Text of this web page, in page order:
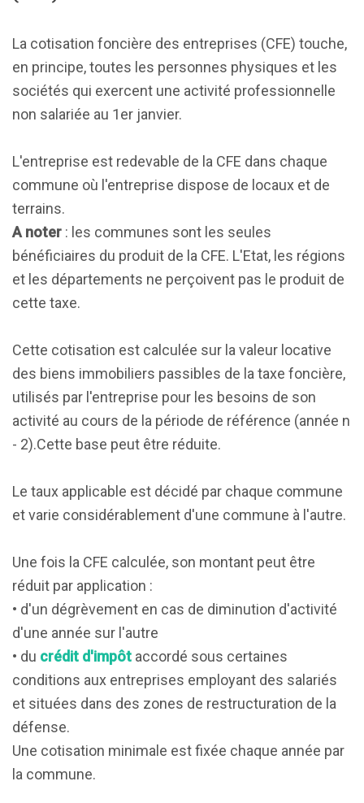
La cotisation foncière des entreprises (CFE) touche,
en principe, toutes les personnes physiques et les
sociétés qui exercent une activité professionnelle
non salariée au 1er janvier.
L'entreprise est redevable de la CFE dans chaque
commune où l'entreprise dispose de locaux et de
terrains.
A noter : les communes sont les seules
bénéficiaires du produit de la CFE. L'Etat, les régions
et les départements ne perçoivent pas le produit de
cette taxe.
Cette cotisation est calculée sur la valeur locative
des biens immobiliers passibles de la taxe foncière,
utilisés par l'entreprise pour les besoins de son
activité au cours de la période de référence (année n
- 2).Cette base peut être réduite.
Le taux applicable est décidé par chaque commune
et varie considérablement d'une commune à l'autre.
Une fois la CFE calculée, son montant peut être
réduit par application :
• d'un dégrèvement en cas de diminution d'activité
d'une année sur l'autre
• du crédit d'impôt accordé sous certaines
conditions aux entreprises employant des salariés
et situées dans des zones de restructuration de la
défense.
Une cotisation minimale est fixée chaque année par
la commune.